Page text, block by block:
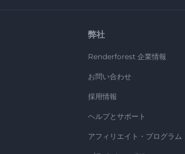
弊社
Renderforest 企業情報
お問い合わせ
採用情報
ヘルプとサポート
アフィリエイト・プログラム